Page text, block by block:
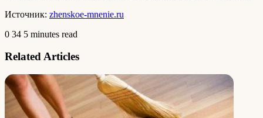
Источник: zhenskoe-mnenie.ru
0 34 5 minutes read
Related Articles